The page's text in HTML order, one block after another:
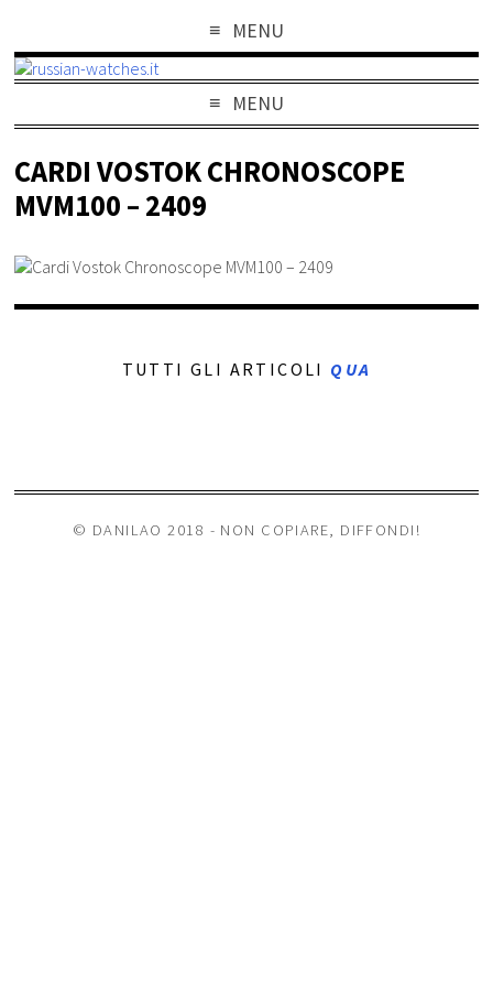
MENU
MENU
CARDI VOSTOK CHRONOSCOPE
MVM100 – 2409
TUTTI GLI ARTICOLI QUA
© DANILAO 2018 - NON COPIARE, DIFFONDI!